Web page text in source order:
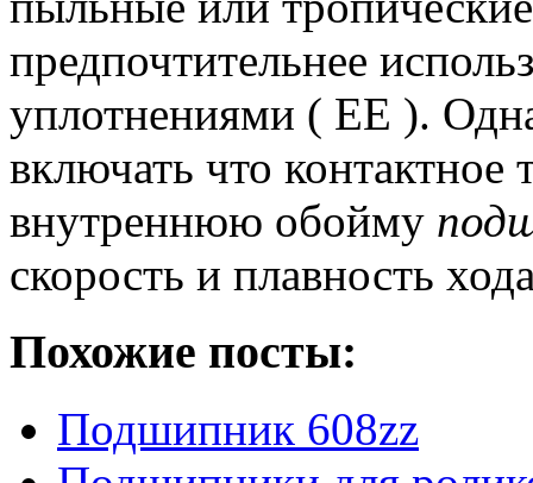
предпочтительнее
уплотнениями ( EE ).
включать что контактное
внутреннюю обойму
скорость и плавность
Похожие посты:
Подшипник 608zz